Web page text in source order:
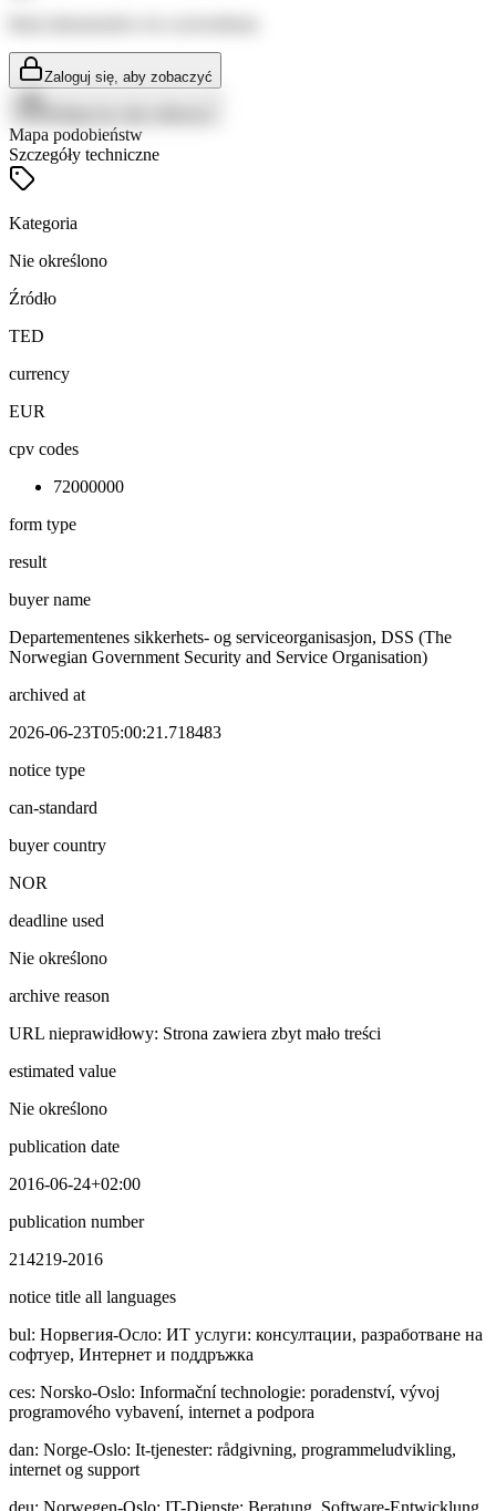
Zaloguj się, aby zobaczyć
Mapa podobieństw
Szczegóły techniczne
Kategoria
Nie określono
Źródło
TED
currency
EUR
cpv codes
72000000
form type
result
buyer name
Departementenes sikkerhets- og serviceorganisasjon, DSS (The
Norwegian Government Security and Service Organisation)
archived at
2026-06-23T05:00:21.718483
notice type
can-standard
buyer country
NOR
deadline used
Nie określono
archive reason
URL nieprawidłowy: Strona zawiera zbyt mało treści
estimated value
Nie określono
publication date
2016-06-24+02:00
publication number
214219-2016
notice title all languages
bul: Норвегия-Осло: ИТ услуги: консултации, разработване на
софтуер, Интернет и поддръжка
ces: Norsko-Oslo: Informační technologie: poradenství, vývoj
programového vybavení, internet a podpora
dan: Norge-Oslo: It-tjenester: rådgivning, programmeludvikling,
internet og support
deu: Norwegen-Oslo: IT-Dienste: Beratung, Software-Entwicklung,